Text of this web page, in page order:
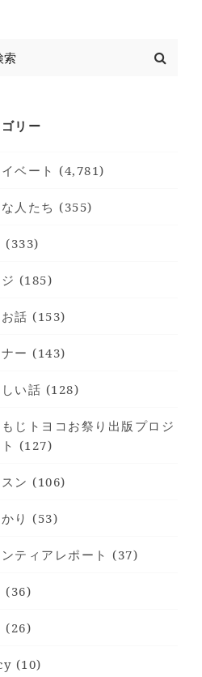
リー
ベート (4,781)
人たち (355)
(333)
(185)
話 (153)
ー (143)
い話 (128)
もじトヨコお祭り出版プロジ
ト (127)
スン (106)
かり (53)
ティアレポート (37)
(36)
(26)
(10)